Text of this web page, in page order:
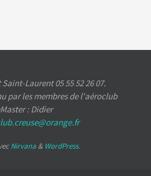
Laurent 05 55 52 26 07.
par les membres de l'aéroclub
: Didier
Nirvana & WordPress.